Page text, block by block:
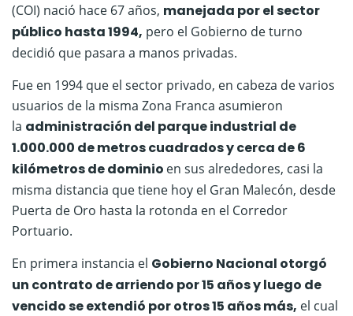
(COI) nació hace 67 años, manejada por el sector
público hasta 1994, pero el Gobierno de turno
decidió que pasara a manos privadas.
Fue en 1994 que el sector privado, en cabeza de varios
usuarios de la misma Zona Franca asumieron
la administración del parque industrial de
1.000.000 de metros cuadrados y cerca de 6
kilómetros de dominio en sus alrededores, casi la
misma distancia que tiene hoy el Gran Malecón, desde
Puerta de Oro hasta la rotonda en el Corredor
Portuario.
En primera instancia el Gobierno Nacional otorgó
un contrato de arriendo por 15 años y luego de
vencido se extendió por otros 15 años más, el cual